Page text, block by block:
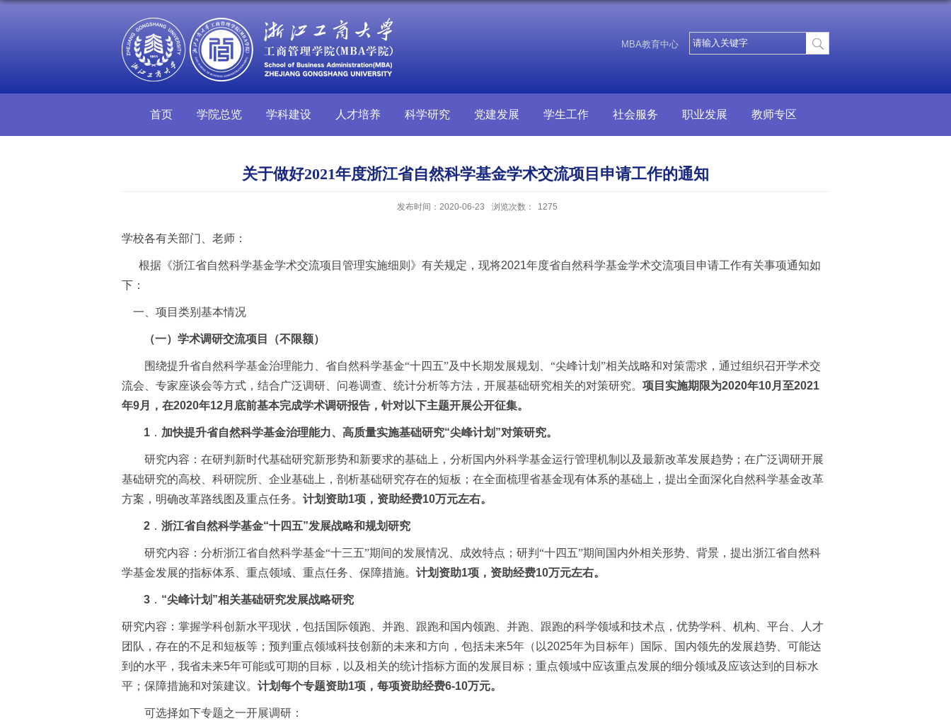
MBA教育中心
首页 学院总览 学科建设 人才培养 科学研究 党建发展 学生工作 社会服务 职业发展 教师专区
关于做好2021年度浙江省自然科学基金学术交流项目申请工作的通知
发布时间：2020-06-23 浏览次数： 1275
学校各有关部门、老师：
根据《浙江省自然科学基金学术交流项目管理实施细则》有关规定，现将2021年度省自然科学基金学术交流项目申请工作有关事项通知如
下：
一、项目类别基本情况
（一）学术调研交流项目（不限额）
围绕提升省自然科学基金治理能力、省自然科学基金“十四五”及中长期发展规划、“尖峰计划”相关战略和对策需求，通过组织召开学术交
流会、专家座谈会等方式，结合广泛调研、问卷调查、统计分析等方法，开展基础研究相关的对策研究。 项目实施期限为2020年10月至2021
年9月，在2020年12月底前基本完成学术调研报告，针对以下主题开展公开征集。
1 ． 加快提升省自然科学基金治理能力、高质量实施基础研究“尖峰计划 ”对策研究。
研究内容：在研判新时代基础研究新形势和新要求的基础上，分析国内外科学基金运行管理机制以及最新改革发展趋势；在广泛调研开展
基础研究的高校、科研院所、企业基础上，剖析基础研究存在的短板；在全面梳理省基金现有体系的基础上，提出全面深化自然科学基金改革
方案，明确改革路线图及重点任务。 计划资助1项，资助经费10万元左右。
2 ．浙江省自然科学基金“十四五”发展战略和规划研究
研究内容：分析浙江省自然科学基金“十三五”期间的发展情况、成效特点；研判“十四五”期间国内外相关形势、背景，提出浙江省自然科
学基金发展的指标体系、重点领域、重点任务、保障措施。 计划资助1项，资助经费10万元左右。
3 ． “尖峰计划 ”相关基础研究发展战略研究
研究内容：掌握学科创新水平现状，包括国际领跑、并跑、跟跑和国内领跑、并跑、跟跑的科学领域和技术点，优势学科、机构、平台、人才
团队，存在的不足和短板等；预判重点领域科技创新的未来和方向，包括未来5年（以2025年为目标年）国际、国内领先的发展趋势、可能达
到的水平，我省未来5年可能或可期的目标，以及相关的统计指标方面的发展目标；重点领域中应该重点发展的细分领域及应该达到的目标水
平；保障措施和对策建议。 计划每个专题资助1项，每项资助经费6-10万元。
可选择如下专题之一开展调研：